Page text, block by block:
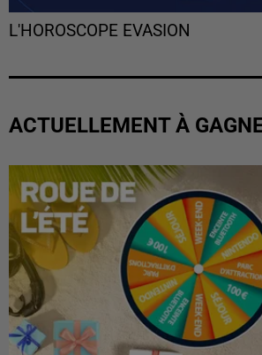
L'HOROSCOPE EVASION
ACTUELLEMENT À